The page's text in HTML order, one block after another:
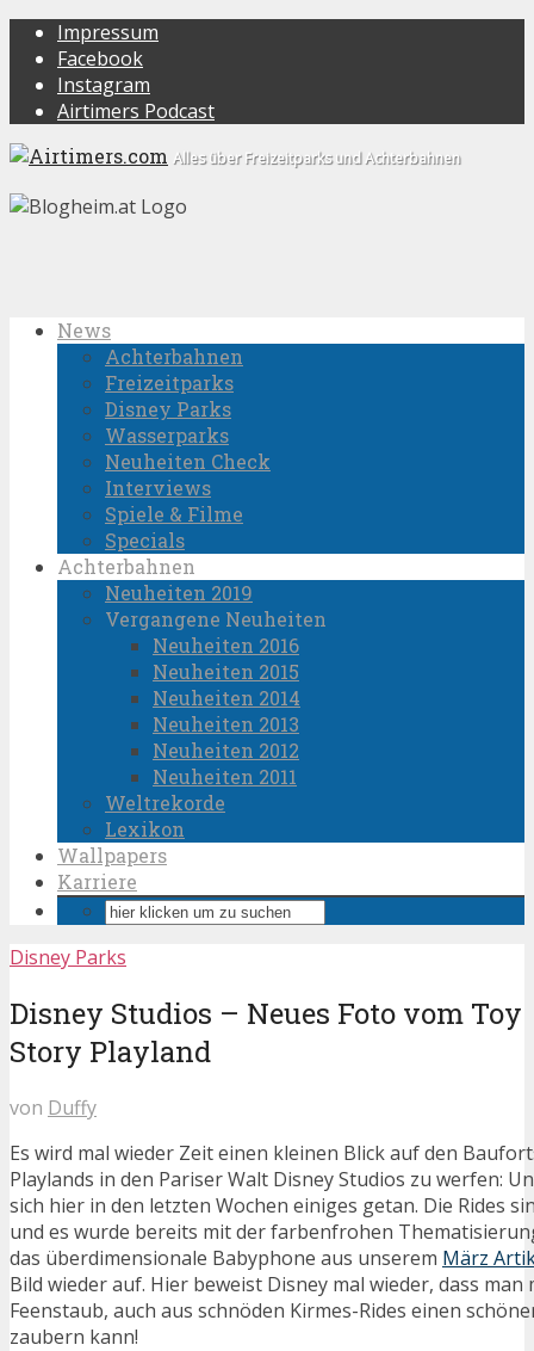
Impressum
Facebook
Instagram
Airtimers Podcast
Alles über Freizeitparks und Achterbahnen
News
Achterbahnen
Freizeitparks
Disney Parks
Wasserparks
Neuheiten Check
Interviews
Spiele & Filme
Specials
Achterbahnen
Neuheiten 2019
Vergangene Neuheiten
Neuheiten 2016
Neuheiten 2015
Neuheiten 2014
Neuheiten 2013
Neuheiten 2012
Neuheiten 2011
Weltrekorde
Lexikon
Wallpapers
Karriere
Disney Parks
Disney Studios – Neues Foto vom Toy
Story Playland
von Duffy
Es wird mal wieder Zeit einen kleinen Blick auf den
Playlands in den Pariser Walt Disney Studios zu werfen:
sich hier in den letzten Wochen einiges getan. Die Rides
und es wurde bereits mit der farbenfrohen
das überdimensionale Babyphone aus unserem März
Bild wieder auf. Hier beweist Disney mal wieder, dass man
Feenstaub, auch aus schnöden Kirmes-Rides einen
zaubern kann!